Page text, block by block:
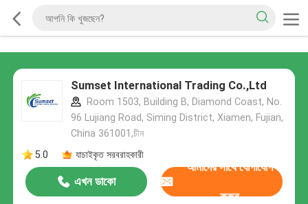
Sumset International Trading Co.,Ltd
Room 1503, Building B, Diamond Coast, No.
96 Lujiang Road, Siming District, Xiamen, Fujian,
China 361001,চীন
5.0
যাচাইকৃত সরবরাহকারী
এখন ডাকো
আমাদের সাথে যোগাযোগ
করুন